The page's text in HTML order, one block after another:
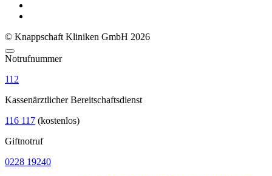
© Knappschaft Kliniken GmbH 2026
Notrufnummer
112
Kassenärztlicher Bereitschaftsdienst
116 117 (kostenlos)
Giftnotruf
0228 19240